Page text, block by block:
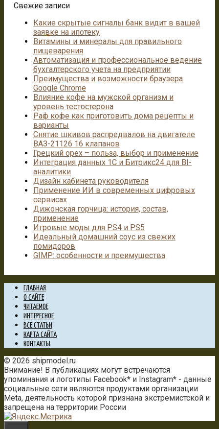
Свежие записи
Какие скрытые сигналы банк видит в вашей
заявке на ипотеку
Витамины и минералы для правильного
пищеварения
Автоматизация и профессиональное ведение
бухгалтерского учета на предприятии
Преимущества и возможности браузера
Google Chrome
Влияние кофе на мужской организм и
уровень тестостерона
Раф кофе как приготовить дома рецепты и
варианты
Снятие шкивов распредвалов на двигателе
ВАЗ-21126 16 клапанов
Грецкий орех – польза, выбор и применение
Интеграция данных 1С и Битрикс24 для BI-
аналитики
Дизайн кабинета руководителя
Применение ИИ в современных цифровых
сервисах
Дижонская горчица: история, состав,
применение
Игровые моды для PS4 и PS5
Идеальный домашний соус из свежих
помидоров
GIMP: особенности и преимущества
ГЛАВНАЯ
О САЙТЕ
ЧИТАЕМОЕ
ИНТЕРЕСНОЕ
ВСЕ СТАТЬИ
КАРТА САЙТА
КОНТАКТЫ
© 2026 shipmodel.ru
Внимание! В публикациях могут встречаются
упоминания и логотипы Facebook* и Instagram* - данные
социальные сети являются продуктами организации
Meta, деятельность которой признана экстремистской и
запрещена на территории России